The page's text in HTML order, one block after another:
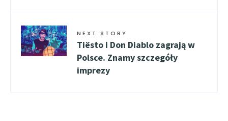
NEXT STORY
Tiësto i Don Diablo zagrają w
Polsce. Znamy szczegóły
imprezy